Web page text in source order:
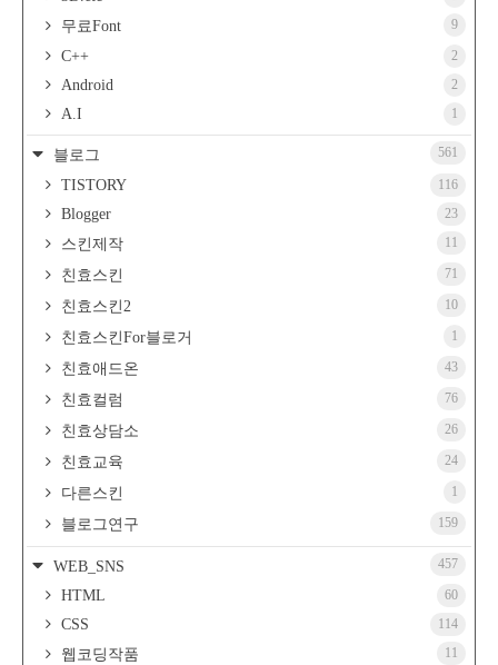
무료Font 9
C++ 2
Android 2
A.I 1
블로그 561
TISTORY 116
Blogger 23
스킨제작 11
친효스킨 71
친효스킨2 10
친효스킨For블로거 1
친효애드온 43
친효컬럼 76
친효상담소 26
친효교육 24
다른스킨 1
블로그연구 159
WEB_SNS 457
HTML 60
CSS 114
웹코딩작품 11